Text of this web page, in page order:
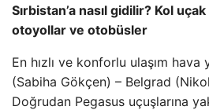
Sırbistan’a nasıl gidilir? Kol
otoyollar ve otobüsler
En hızlı ve konforlu ulaşım hava
(Sabiha Gökçen) – Belgrad
Doğrudan Pegasus uçuşlarına